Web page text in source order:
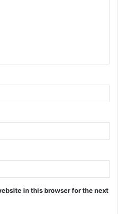
in this browser for the next